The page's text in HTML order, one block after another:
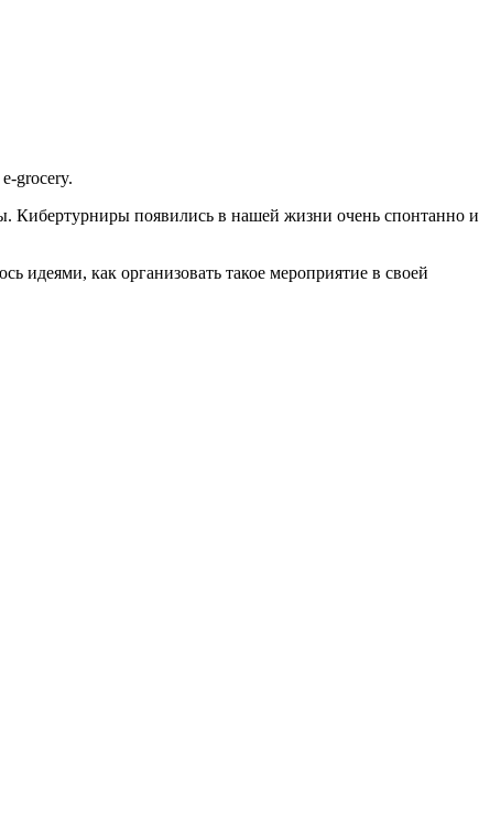
grocery.
Кибертурниры появились в нашей жизни очень спонтанно и
идеями, как организовать такое мероприятие в своей